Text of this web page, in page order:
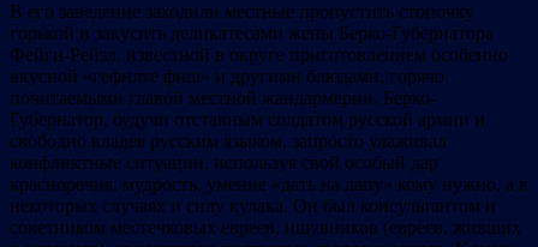
В его заведение заходили местные пропустить стопочку
горькой и закусить деликатесами жены Берко-Губернатора
Фейги-Рейзл, известной в округе приготовлением особенно
вкусной «гефилте фиш» и другими блюдами, горячо
почитаемыми главой местной жандармерии. Берко-
Губернатор, будучи отставным солдатом русской армии и
свободно владея русским языком, запросто улаживал
конфликтные ситуации, используя свой особый дар
красноречия, мудрость, умение «дать на лапу» кому нужно, а в
некоторых случаях и силу кулака. Он был консультантом и
советником местечковых евреев, ишувников (евреев, живших